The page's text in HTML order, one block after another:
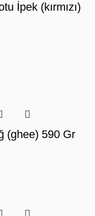
İpek (kırmızı)
(ghee) 590 Gr